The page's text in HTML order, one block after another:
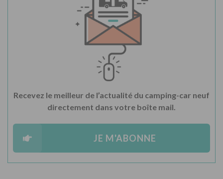
Recevez le meilleur de l’actualité du camping-car neuf
directement dans votre boîte mail.
JE M'ABONNE